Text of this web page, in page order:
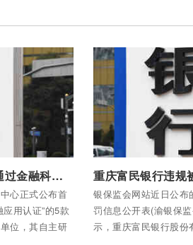
微众银行隐私计算技术通过金融科技产品国家级认证
心正式公布首
用认证”的5款
位，其自主研
银保监会网站近日公
罚信息公开表(渝银保
示，重庆富民银行股份